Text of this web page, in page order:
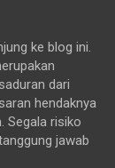
ke blog ini.
dari
hendaknya
Segala risiko
jawab